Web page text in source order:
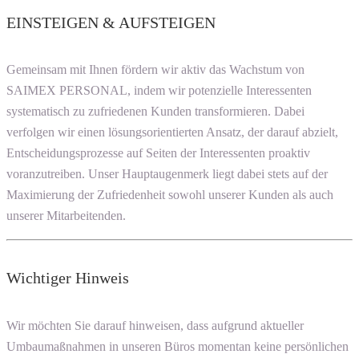
EINSTEIGEN & AUFSTEIGEN
Gemeinsam mit Ihnen fördern wir aktiv das Wachstum von
SAIMEX PERSONAL, indem wir potenzielle Interessenten
systematisch zu zufriedenen Kunden transformieren. Dabei
verfolgen wir einen lösungsorientierten Ansatz, der darauf abzielt,
Entscheidungsprozesse auf Seiten der Interessenten proaktiv
voranzutreiben. Unser Hauptaugenmerk liegt dabei stets auf der
Maximierung der Zufriedenheit sowohl unserer Kunden als auch
unserer Mitarbeitenden.
Wichtiger Hinweis
Wir möchten Sie darauf hinweisen, dass aufgrund aktueller
Umbaumaßnahmen in unseren Büros momentan keine persönlichen